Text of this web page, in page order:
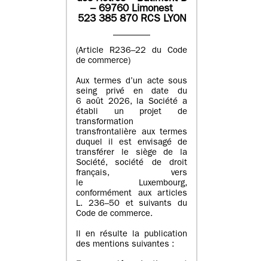
– 69760 Limonest
523 385 870 RCS LYON
(Article R236–22 du Code
de commerce)
Aux termes d’un acte sous
seing privé en date du
6 août 2026, la Société a
établi un projet de
transformation
transfrontalière aux termes
duquel il est envisagé de
transférer le siège de la
Société, société de droit
français, vers
le Luxembourg,
conformément aux articles
L. 236–50 et suivants du
Code de commerce.
Il en résulte la publication
des mentions suivantes :